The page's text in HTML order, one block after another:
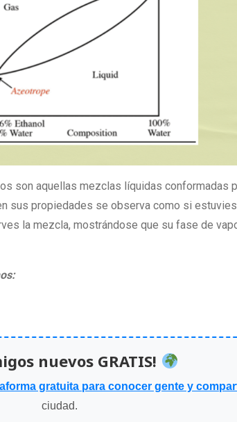
son aquellas mezclas líquidas conformadas
sus propiedades se observa como si
la mezcla, mostrándose que su fase de
nuevos GRATIS!
gratuita para conocer gente y
ciudad.